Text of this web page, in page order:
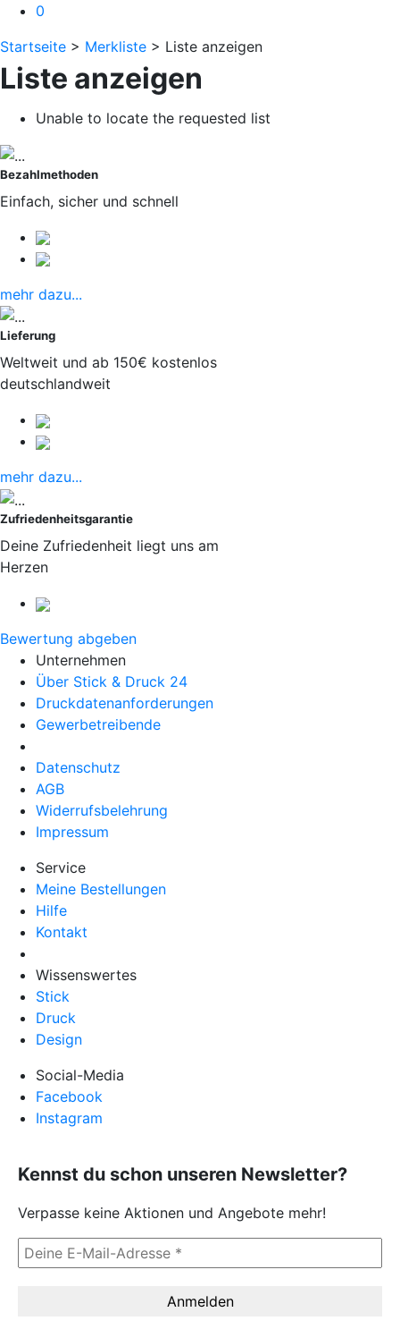
0
Startseite > Merkliste > Liste anzeigen
Liste anzeigen
Unable to locate the requested list
Bezahlmethoden
Einfach, sicher und schnell
mehr dazu...
Lieferung
Weltweit und ab 150€ kostenlos
deutschlandweit
mehr dazu...
Zufriedenheitsgarantie
Deine Zufriedenheit liegt uns am
Herzen
Bewertung abgeben
Unternehmen
Über Stick & Druck 24
Druckdatenanforderungen
Gewerbetreibende
Datenschutz
AGB
Widerrufsbelehrung
Impressum
Service
Meine Bestellungen
Hilfe
Kontakt
Wissenswertes
Stick
Druck
Design
Social-Media
Facebook
Instagram
Kennst du schon unseren Newsletter?
Verpasse keine Aktionen und Angebote mehr!